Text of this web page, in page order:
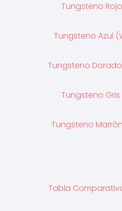
Tungsteno
Tungsteno Azul
Tungsteno
Tungsteno
Tungsteno
Tabla